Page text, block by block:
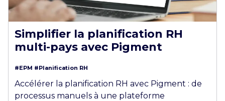
Simplifier la planification RH
multi-pays avec Pigment
#EPM #Planification RH
Accélérer la planification RH avec Pigment : de
processus manuels à une plateforme